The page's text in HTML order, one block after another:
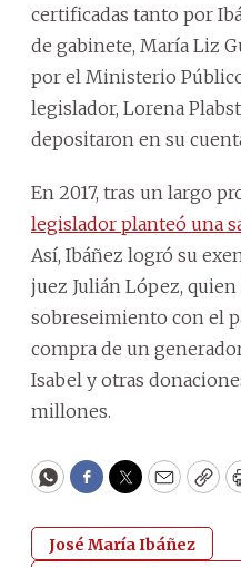
certificadas tanto por
de gabinete, María Liz
por el Ministerio
legislador, Lorena
depositaron en su
En 2017, tras un largo
legislador planteó una
Así, Ibáñez logró su
juez Julián López,
sobreseimiento con el
compra de un
Isabel y otras
millones.
WhatsApp
Facebook
Twitter
Email
José María Ibáñez